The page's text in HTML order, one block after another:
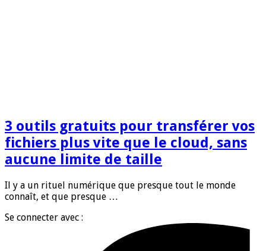
3 outils gratuits pour transférer vos
fichiers plus vite que le cloud, sans
aucune limite de taille
Il y a un rituel numérique que presque tout le monde
connaît, et que presque …
Se connecter avec :